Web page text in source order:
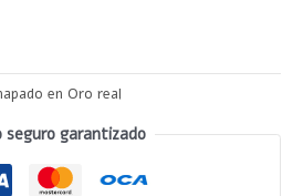
en Oro real
seguro garantizado